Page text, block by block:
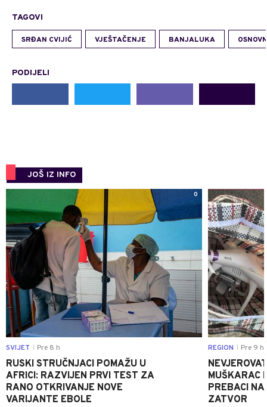
TAGOVI
SRĐAN CVIJIĆ VJEŠTAČENJE BANJALUKA
PODIJELI
JOŠ IZ INFO
0
SVIJET Pre 8 h
RUSKI STRUČNJACI POMAŽU U
AFRICI: RAZVIJEN PRVI TEST ZA
RANO OTKRIVANJE NOVE
VARIJANTE EBOLE
REGION Pre 9 h
MUŠKARAC
PREBACI
ZATVOR